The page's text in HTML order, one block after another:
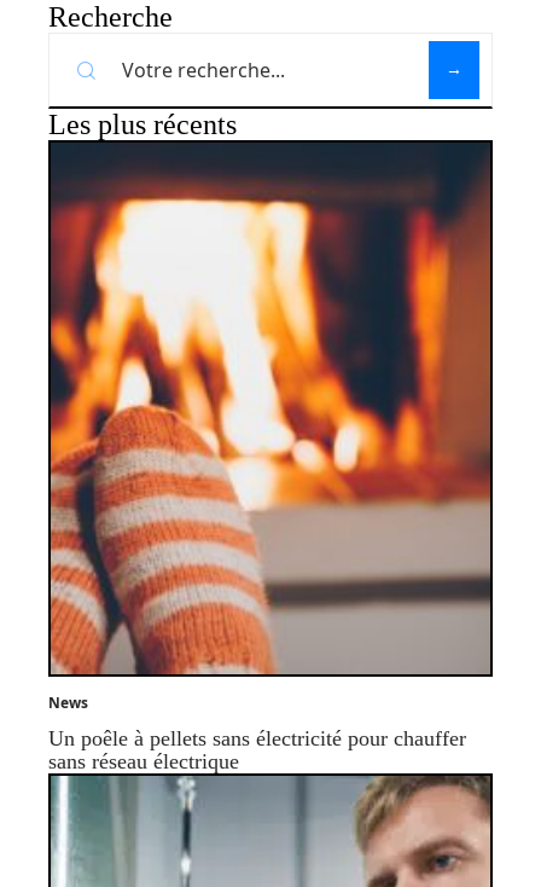
Recherche
Les plus récents
News
Un poêle à pellets sans électricité pour chauffer
sans réseau électrique